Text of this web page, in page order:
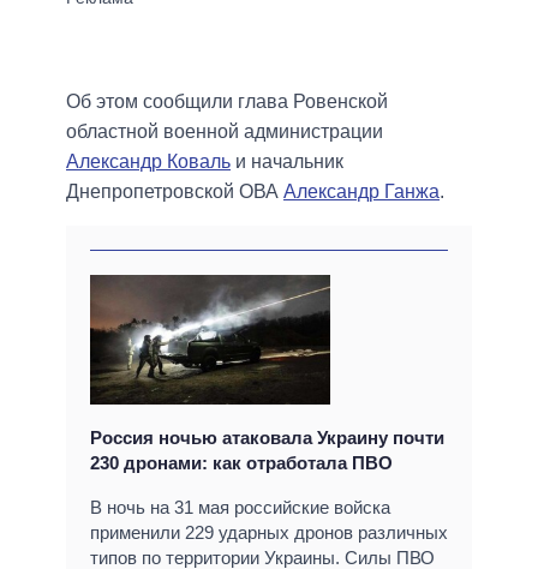
Об этом сообщили глава Ровенской
областной военной администрации
Александр Коваль и начальник
Днепропетровской ОВА Александр Ганжа.
Россия ночью атаковала Украину почти
230 дронами: как отработала ПВО
В ночь на 31 мая российские войска
применили 229 ударных дронов различных
типов по территории Украины. Силы ПВО